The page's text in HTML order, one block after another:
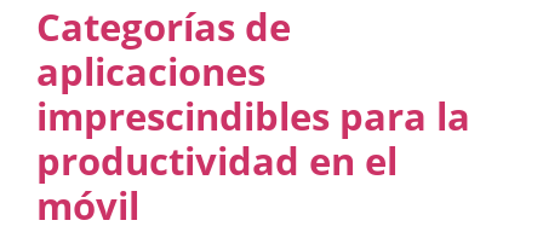
Categorías de
aplicaciones
imprescindibles para la
productividad en el
móvil